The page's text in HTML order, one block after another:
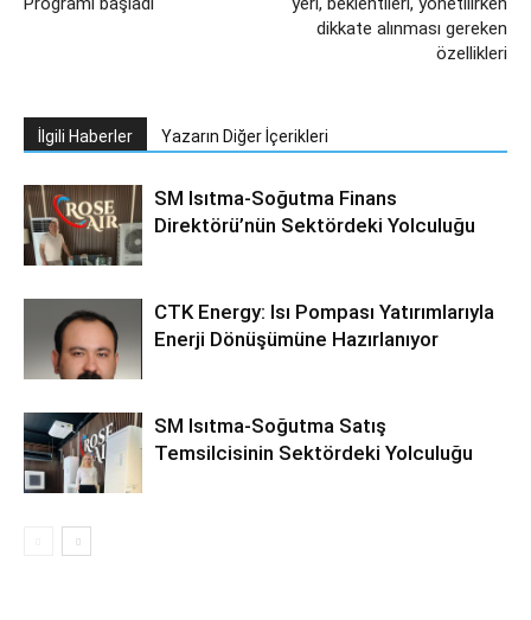
dikkate alınması gereken
özellikleri
İlgili Haberler Yazarın Diğer İçerikleri
SM Isıtma-Soğutma Finans
Direktörü’nün Sektördeki Yolculuğu
CTK Energy: Isı Pompası Yatırımlarıyla
Enerji Dönüşümüne Hazırlanıyor
SM Isıtma-Soğutma Satış
Temsilcisinin Sektördeki Yolculuğu